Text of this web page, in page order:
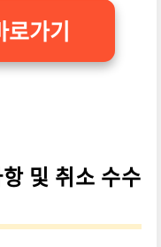
로가기
및 취소 수수